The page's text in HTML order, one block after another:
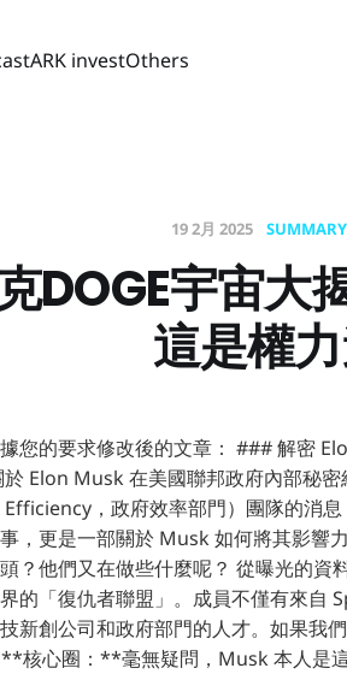
ARK investOthers
19 2月 2025 SUMMARY
DOGE宇宙大
這是權
您的要求修改後的文章： ### 解密
於 Elon Musk 在美國聯邦政府內部秘
，政府效率部門）團隊的消
，更是一部關於 Musk 如何將其影響
？他們又在做些什麼呢？ 從曝光的資
的「復仇者聯盟」。成員不僅有來自
新創公司和政府部門的人才。如果我
核心圈：**毫無疑問，Musk 本人是